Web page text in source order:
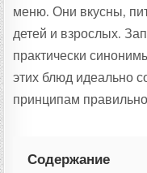
меню. Они вкусны,
детей и взрослых.
практически
этих блюд идеально
принципам
Содержание